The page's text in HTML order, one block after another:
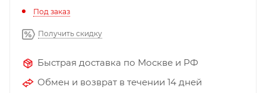
Под заказ
Получить скидку
Быстрая доставка по Москве и РФ
Обмен и возврат в течении 14 дней